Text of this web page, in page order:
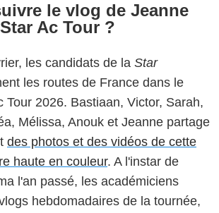
le vlog de Jeanne
Ac Tour ?
les candidats de la Star
les routes de France dans le
Tour 2026. Bastiaan, Victor, Sarah,
Mélissa, Anouk et Jeanne partage
des photos et des vidéos de cette
haute en couleur. A l'instar de
l'an passé, les académiciens
hebdomadaires de la tournée,